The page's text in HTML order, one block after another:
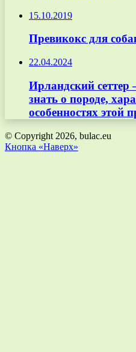
15.10.2019
Превикокс для
22.04.2024
Ирландский
знать о породе,
особенностях этой
© Copyright 2026, bulac.eu
Кнопка «Наверх»